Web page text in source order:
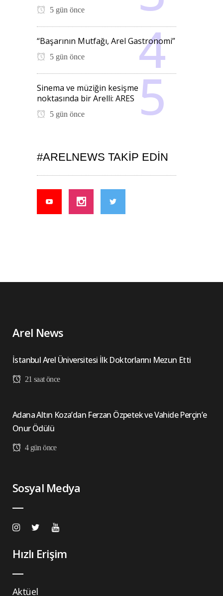
5 gün önce
“Başarının Mutfağı, Arel Gastronomi”
5 gün önce
Sinema ve müziğin kesişme
noktasında bir Arelli: ARES
5 gün önce
#ARELNEWS TAKIP EDIN
Arel News
İstanbul Arel Üniversitesi İlk Doktorlarını Mezun Etti
21 saat önce
Adana Altın Koza’dan Ferzan Özpetek ve Vahide Perçin’e
Onur Ödülü
4 gün önce
Sosyal Medya
Hızlı Erişim
Aktüel